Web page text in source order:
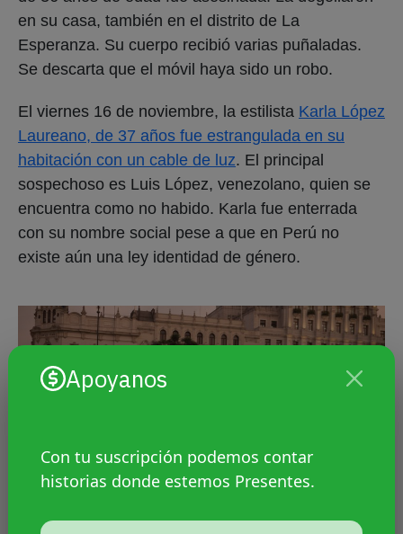
Apoyanos
Con tu suscripción podemos contar
historias donde estemos Presentes.
en su casa, también en el distrito de La
Esperanza. Su cuerpo recibió varias puñaladas.
Se descarta que el móvil haya sido un robo.
El viernes 16 de noviembre, la estilista Karla López
Laureano, de 37 años fue estrangulada en su
habitación con un cable de luz. El principal
sospechoso es Luis López, venezolano, quien se
encuentra como no habido. Karla fue enterrada
con su nombre social pese a que en Perú no
existe aún una ley identidad de género.